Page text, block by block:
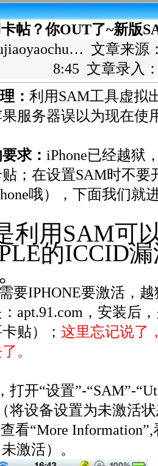
帖？你OUT了~新版
文章来源
8:45 文章录入
： 利用SAM工具虚拟
服务器误以为现在使
求： iPhone已经越狱
；在设置SAM时不要
哦），下面我们就
利用SAM可
的ICCID
要IPHONE要激活，
apt.91.com，安装后
贴）； 这里忘记说了
。
打开“设置”-“SAM”-
将设备设置为未激活
看“More
激活）。